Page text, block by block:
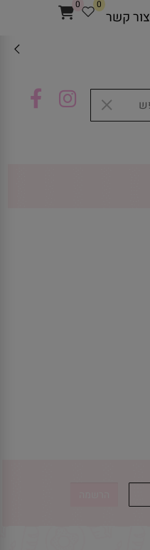
0 0
צור קשר